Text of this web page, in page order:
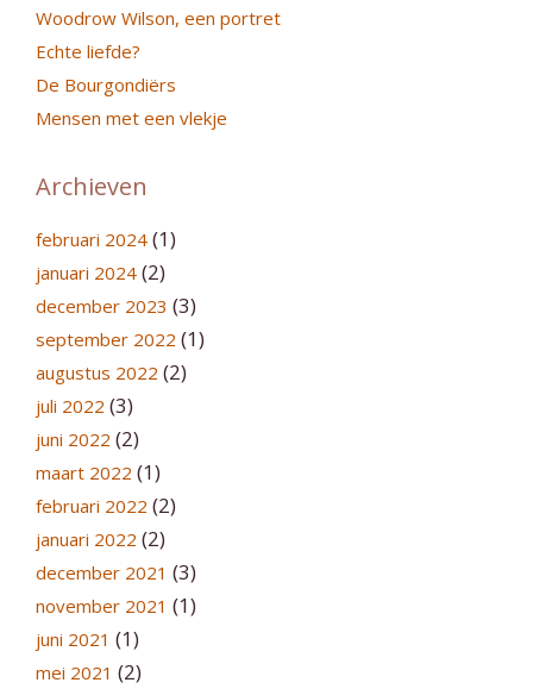
Woodrow Wilson, een portret
Echte liefde?
De Bourgondiërs
Mensen met een vlekje
Archieven
februari 2024 (1)
januari 2024 (2)
december 2023 (3)
september 2022 (1)
augustus 2022 (2)
juli 2022 (3)
juni 2022 (2)
maart 2022 (1)
februari 2022 (2)
januari 2022 (2)
december 2021 (3)
november 2021 (1)
juni 2021 (1)
mei 2021 (2)